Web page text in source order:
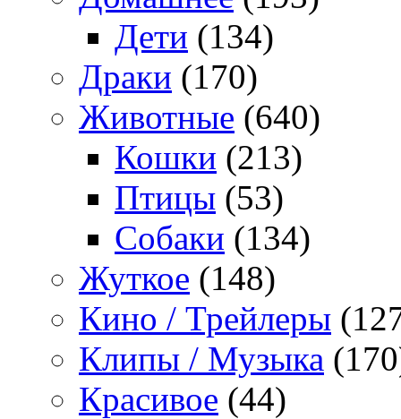
Дети (134)
Драки (170)
Животные (640)
Кошки (213)
Птицы (53)
Собаки (134)
Жуткое (148)
Кино / Трейлеры
Клипы / Музыка
Красивое (44)